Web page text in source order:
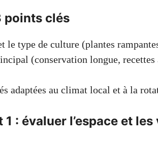
points clés
le type de culture (plantes
(conservation longue, recettes
adaptées au climat local et à la
: évaluer l’espace et